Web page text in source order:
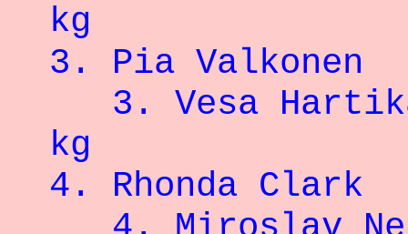
kg
3. Pia
3. Vesa
kg
4. Rhonda